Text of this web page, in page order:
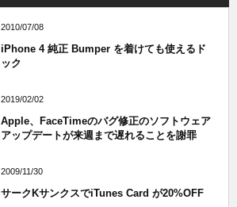
2010/07/08
iPhone 4 純正 Bumper を着けても使えるド
ック
2019/02/02
Apple、FaceTimeのバグ修正のソフトウェア
アップデートが来週まで遅れることを謝罪
2009/11/30
サークKサンクスでiTunes Card が20%OFF